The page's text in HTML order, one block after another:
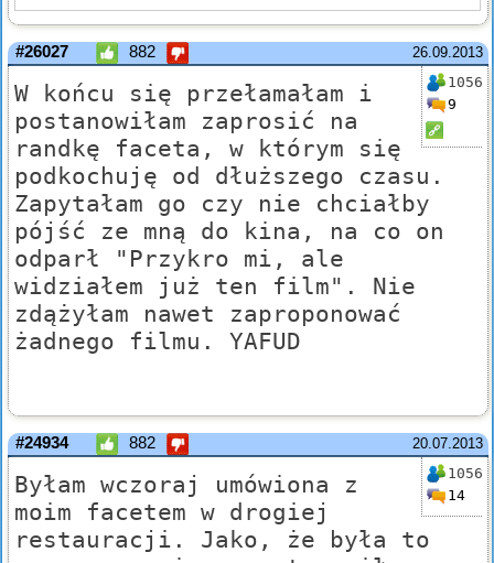
26.09.2013
#26027 882
1056
9
W końcu się przełamałam i
postanowiłam zaprosić na
randkę faceta, w którym się
podkochuję od dłuższego czasu.
Zapytałam go czy nie chciałby
pójść ze mną do kina, na co on
odparł "Przykro mi, ale
widziałem już ten film". Nie
zdążyłam nawet zaproponować
żadnego filmu. YAFUD
20.07.2013
#24934 882
1056
14
Byłam wczoraj umówiona z
moim facetem w drogiej
restauracji. Jako, że była to